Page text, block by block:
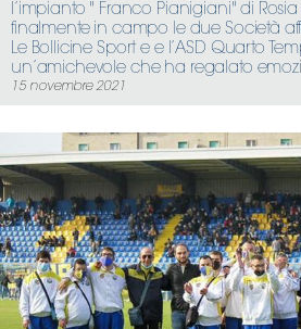
l’impianto " Franco Pianigiani" di
finalmente in campo le due Società
Le Bollicine Sport e e l’ASD Quarto
un’amichevole che ha regalato
15 novembre 2021